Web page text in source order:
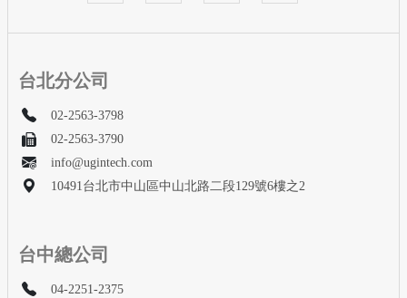
台北分公司
02-2563-3798
02-2563-3790
info@ugintech.com
10491台北市中山區中山北路二段129號6樓之2
台中總公司
04-2251-2375